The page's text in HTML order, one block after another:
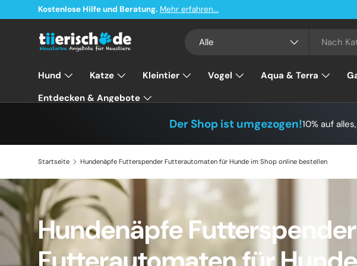
Direkt zum Inhalt
Kostenlose Hilfe und Beratung. Mehr erfahren...
Alle
Hund Katze Kleintier Vogel Aqua & Terra
Entdecken & Angebote
Der Shop ist umgezogen!10% auf
Startseite Hundenäpfe Futterspender Futterautomaten für Hunde im Shop online bestellen
Hundenäpfe Futterspender